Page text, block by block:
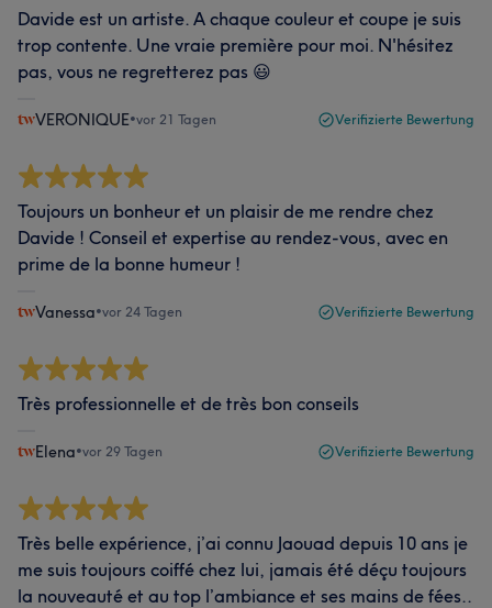
Davide est un artiste. A chaque couleur et coupe je suis
trop contente. Une vraie première pour moi. N'hésitez
pas, vous ne regretterez pas 😃
VERONIQUE•vor 21 Tagen Verifizierte Bewertung
Toujours un bonheur et un plaisir de me rendre chez
Davide ! Conseil et expertise au rendez-vous, avec en
prime de la bonne humeur !
Vanessa•vor 24 Tagen Verifizierte Bewertung
Très professionnelle et de très bon conseils
Elena•vor 29 Tagen Verifizierte Bewertung
Très belle expérience, j’ai connu Jaouad depuis 10 ans je
me suis toujours coiffé chez lui, jamais été déçu toujours
la nouveauté et au top l’ambiance et ses mains de fées..